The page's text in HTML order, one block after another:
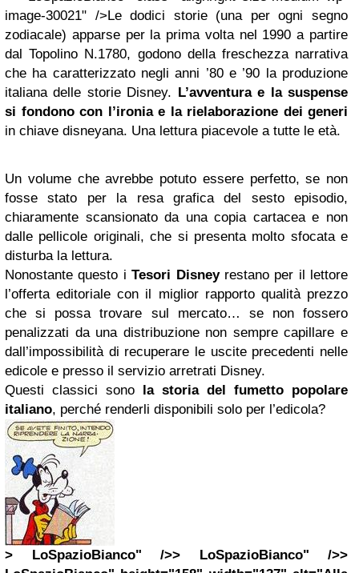
image-30021" />Le dodici storie (una per ogni segno
zodiacale) apparse per la prima volta nel 1990 a partire
dal Topolino N.1780, godono della freschezza narrativa
che ha caratterizzato negli anni ’80 e ’90 la produzione
italiana delle storie Disney. L’avventura e la suspense
si fondono con l’ironia e la rielaborazione dei generi
in chiave disneyana. Una lettura piacevole a tutte le età.
Un volume che avrebbe potuto essere perfetto, se non
fosse stato per la resa grafica del sesto episodio,
chiaramente scansionato da una copia cartacea e non
dalle pellicole originali, che si presenta molto sfocata e
disturba la lettura.
Nonostante questo iTesori Disneyrestano per il lettore
l’offerta editoriale con il miglior rapporto qualità prezzo
che si possa trovare sul mercato… se non fossero
penalizzati da una distribuzione non sempre capillare e
dall’impossibilità di recuperare le uscite precedenti nelle
edicole e presso il servizio arretrati Disney.
Questi classici sono la storia del fumetto popolare
italiano, perché renderli disponibili solo per l’edicola?
> LoSpazioBianco" />> LoSpazioBianco" />>